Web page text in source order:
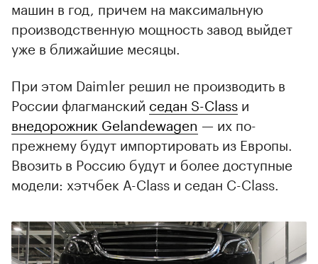
машин в год, причем на максимальную
производственную мощность завод выйдет
уже в ближайшие месяцы.
При этом Daimler решил не производить в
России флагманский седан S-Class и
внедорожник Gelandewagen — их по-
прежнему будут импортировать из Европы.
Ввозить в Россию будут и более доступные
модели: хэтчбек A-Class и седан C-Class.